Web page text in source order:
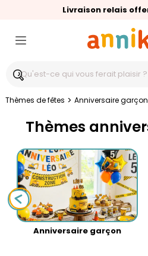
Livraison relais
🥇Palmarès Capital
⭐⭐⭐⭐⭐4,6/5(24
Thèmes de fêtes > Anniversaire garçon
Thèmes
Anniversaire garçon